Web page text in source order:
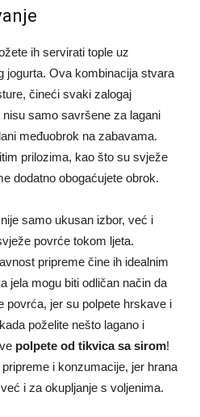
ih servirati tople uz
jogurta. Ova kombinacija stvara
čineći svaki zalogaj
samo savršene za lagani
međuobrok na zabavama.
prilozima, kao što su svježe
dodatno obogaćujete obrok.
samo ukusan izbor, već i
povrće tokom ljeta.
pripreme čine ih idealnim
jela mogu biti odličan način da
povrća, jer su polpete hrskave i
poželite nešto lagano i
polpete od tikvica sa sirom!
i konzumacije, jer hrana
i za okupljanje s voljenima.